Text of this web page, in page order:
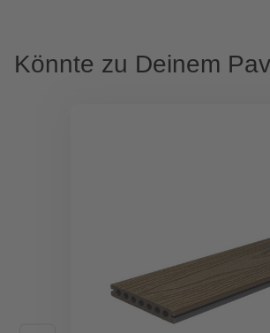
Könnte zu Deinem